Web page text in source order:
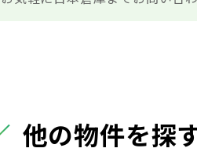
他の物件を探